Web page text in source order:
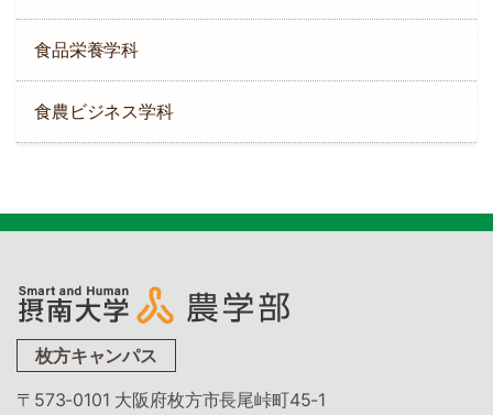
食品栄養学科
食農ビジネス学科
枚方キャンパス
〒573-0101 大阪府枚方市長尾峠町45-1